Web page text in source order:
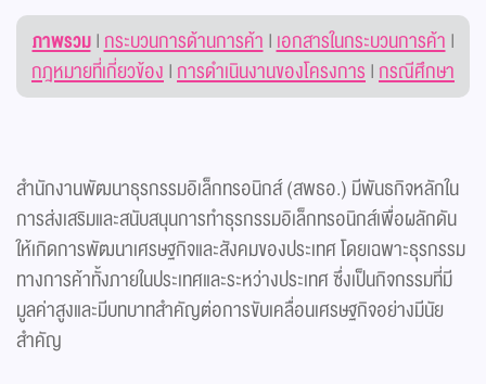
ภาพรวม|กระบวนการด้านการค้า|เอกสารในกระบวนการค้า|
กฎหมายที่เกี่ยวข้อง|การดำเนินงานของโครงการ|กรณีศึกษา
สำนักงานพัฒนาธุรกรรมอิเล็กทรอนิกส์ (สพธอ.) มีพันธกิจหลักใน
การส่งเสริมและสนับสนุนการทำธุรกรรมอิเล็กทรอนิกส์เพื่อผลักดัน
ให้เกิดการพัฒนาเศรษฐกิจและสังคมของประเทศ โดยเฉพาะธุรกรรม
ทางการค้าทั้งภายในประเทศและระหว่างประเทศ ซึ่งเป็นกิจกรรมที่มี
มูลค่าสูงและมีบทบาทสำคัญต่อการขับเคลื่อนเศรษฐกิจอย่างมีนัย
สำคัญ